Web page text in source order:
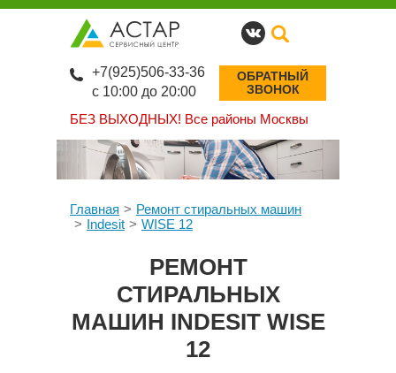
БЕЗ ВЫХОДНЫХ! Все районы Москвы
+7(925)506-33-36
с 10:00 до 20:00
ОБРАТНЫЙ
ЗВОНОК
Главная
Ремонт стиральных машин
Indesit
WISE 12
РЕМОНТ
СТИРАЛЬНЫХ
МАШИН INDESIT WISE
12